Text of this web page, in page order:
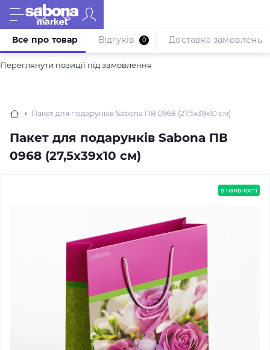
Переглянути позиції під замовлення
Пакет для подарунків Sabona ПВ 0968 (27,5x39x10 см)
Пакет для подарунків Sabona ПВ
0968 (27,5x39x10 см)
Все про товар Відгуків 0 Доставка замовлень
в наявності